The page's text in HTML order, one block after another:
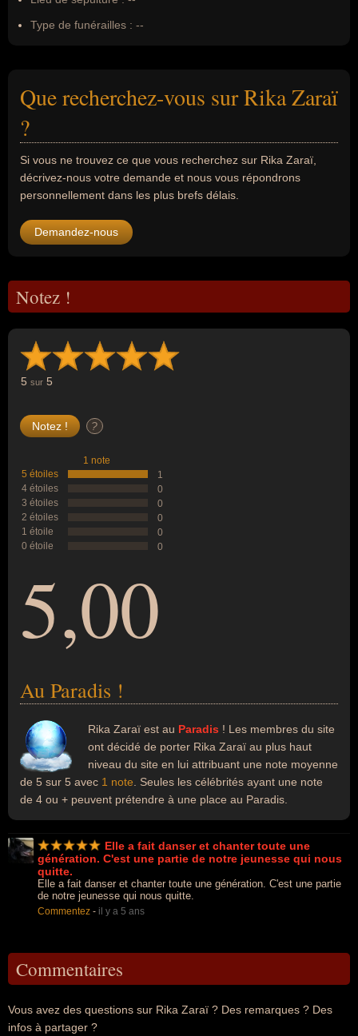
Type de funérailles : --
Que recherchez-vous sur Rika Zaraï
?
Si vous ne trouvez ce que vous recherchez sur Rika Zaraï,
décrivez-nous votre demande et nous vous répondrons
personnellement dans les plus brefs délais.
Demandez-nous
Notez !
5 sur 5
?
1 note
5 étoiles
1
4 étoiles
0
3 étoiles
0
2 étoiles
0
1 étoile
0
0 étoile
0
5,00
Au Paradis !
Rika Zaraï est au Paradis ! Les membres du site
ont décidé de porter Rika Zaraï au plus haut
niveau du site en lui attribuant une note moyenne
de 5 sur 5 avec 1 note . Seules les célébrités ayant une note
de 4 ou + peuvent prétendre à une place au Paradis.
Elle a fait danser et chanter toute une
génération. C'est une partie de notre jeunesse qui nous
quitte.
Elle a fait danser et chanter toute une génération. C'est une partie
de notre jeunesse qui nous quitte.
Commentez - il y a 5 ans
Commentaires
Vous avez des questions sur Rika Zaraï ? Des remarques ? Des
infos à partager ?